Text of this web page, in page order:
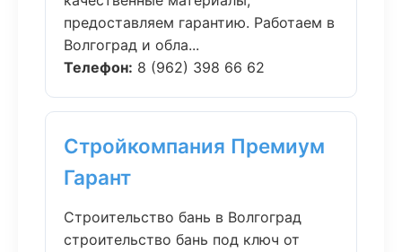
предоставляем гарантию. Работаем в
Волгоград и обла...
Телефон: 8 (962) 398 66 62
Стройкомпания Премиум
Гарант
Строительство бань в Волгоград
строительство бань под ключ от